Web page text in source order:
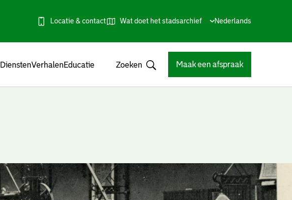
Locatie & contact Wat doet het stadsarchief
Huidige
Nederlands
DienstenVerhalenEducatie Zoeken Maak een afspraak